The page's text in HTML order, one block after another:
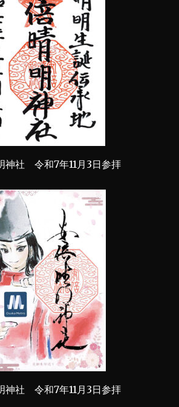
神社 令和7年11月3日参拝
神社 令和7年11月3日参拝